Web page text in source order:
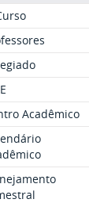
Acadêmico